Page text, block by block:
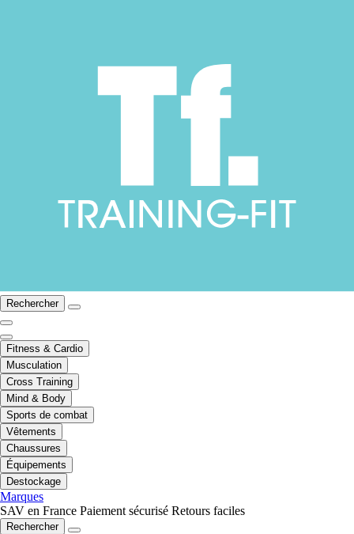
Rechercher
Fitness & Cardio
Musculation
Cross Training
Mind & Body
Sports de combat
Vêtements
Chaussures
Équipements
Destockage
Marques
SAV en France Paiement sécurisé Retours faciles
Rechercher